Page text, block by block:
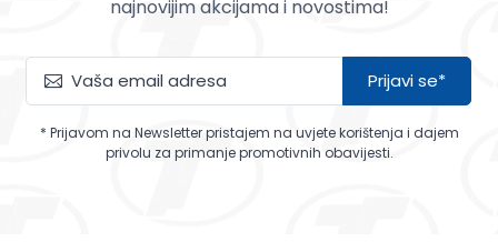
najnovijim akcijama i novostima!
Prijavi se*
* Prijavom na Newsletter pristajem na uvjete korištenja i dajem
privolu za primanje promotivnih obavijesti.